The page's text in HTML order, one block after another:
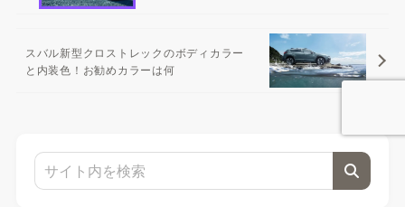
スバル新型クロストレックのボディカラー
と内装色！お勧めカラーは何